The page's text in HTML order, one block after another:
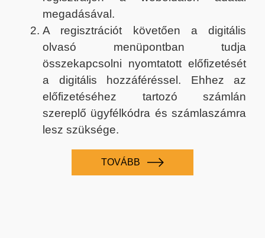
megadásával.
A regisztrációt követően a digitális
olvasó menüpontban tudja
összekapcsolni nyomtatott előfizetését
a digitális hozzáféréssel. Ehhez az
előfizetéséhez tartozó számlán
szereplő ügyfélkódra és számlaszámra
lesz szüksége.
TOVÁBB